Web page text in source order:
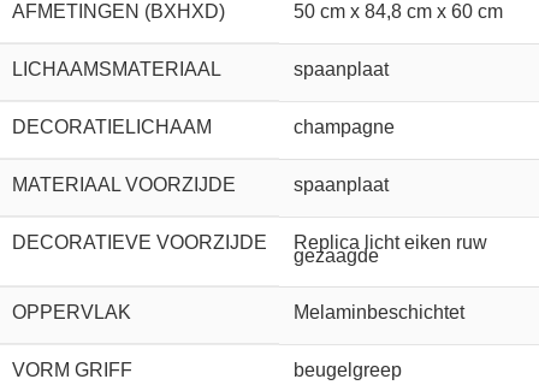
AFMETINGEN (BXHXD) 50 cm x 84,8 cm x 60 cm
LICHAAMSMATERIAAL spaanplaat
DECORATIELICHAAM champagne
MATERIAAL VOORZIJDE spaanplaat
DECORATIEVE VOORZIJDE Replica licht eiken ruw
gezaagde
OPPERVLAK Melaminbeschichtet
VORM GRIFF beugelgreep